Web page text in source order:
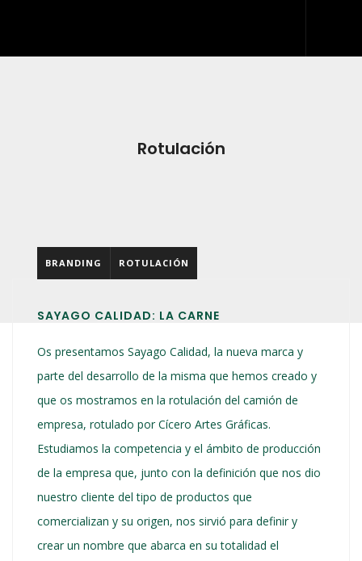
Rotulación
BRANDING ROTULACIÓN
SAYAGO CALIDAD: LA CARNE
Os presentamos Sayago Calidad, la nueva marca y
parte del desarrollo de la misma que hemos creado y
que os mostramos en la rotulación del camión de
empresa, rotulado por Cícero Artes Gráficas.
Estudiamos la competencia y el ámbito de producción
de la empresa que, junto con la definición que nos dio
nuestro cliente del tipo de productos que
comercializan y su origen, nos sirvió para definir y
crear un nombre que abarca en su totalidad el